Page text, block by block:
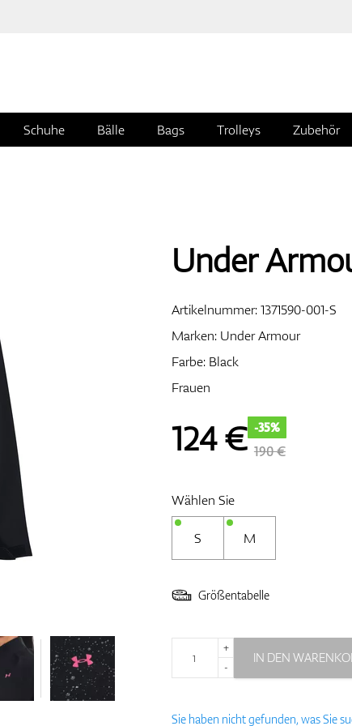
Schuhe Bälle Bags Trolleys Zubehör
Under
Artikelnummer:1371590-001-S
Marken: Under Armour
Farbe: Black
Frauen
124€ -35%
190 €
Wählen Sie
S M
Größentabelle
+
-
IN DEN
Sie haben nicht gefunden, was Sie